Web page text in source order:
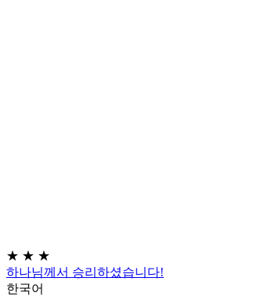
★ ★ ★
하나님께서 승리하셨습니다!
한국어